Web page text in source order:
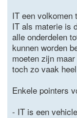
IT een volkomen
IT als materie is
alle onderdelen
kunnen worden
moeten zijn
toch zo vaak
Enkele pointers
- IT is een